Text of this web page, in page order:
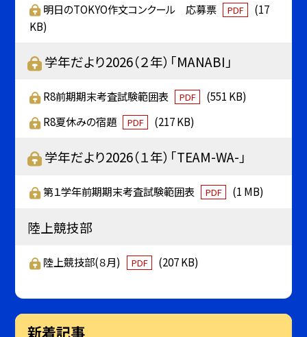
明日のTOKYO作文コンクール 応募票
PDF
(17
KB)
学年だより2026（２年）「MANABI」
R8前期期末考査試験範囲表 PDF
(551 KB)
R8夏休みの宿題
PDF (217 KB)
学年だより2026（１年）「TEAM-WA-」
第１学年前期期末考査試験範囲表 PDF (1 MB)
陸上競技部
陸上競技部(８月) PDF (207 KB)
新着記事